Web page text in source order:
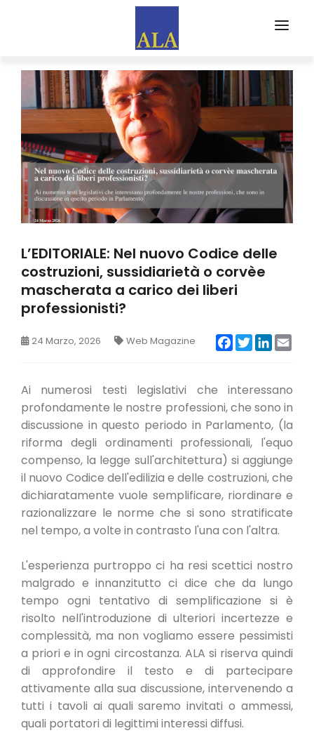
CHI SIAMO
PARTNERS
EVENTI
FORMAALA FORMAZIONE
WEB MAGAZINE
RASSEGNA STAMPA
ISCRIVITI AD ALA
L’EDITORIALE: Nel nuovo Codice delle
costruzioni, sussidiarietà o corvèe
mascherata a carico dei liberi
professionisti?
24 Marzo, 2026 Web Magazine Facebook
TwitterLinkedIn
Ai numerosi testi legislativi che interessano
profondamente le nostre professioni, che sono in
discussione in questo periodo in Parlamento, (la
riforma degli ordinamenti professionali, l'equo
compenso, la legge sull'architettura) si aggiunge
il nuovo Codice dell'edilizia e delle costruzioni, che
dichiaratamente vuole semplificare, riordinare e
razionalizzare le norme che si sono stratificate
nel tempo, a volte in contrasto l'una con l'altra.
L'esperienza purtroppo ci ha resi scettici nostro
malgrado e innanzitutto ci dice che da lungo
tempo ogni tentativo di semplificazione si è
risolto nell'introduzione di ulteriori incertezze e
complessità, ma non vogliamo essere pessimisti
a priori e in ogni circostanza. ALA si riserva quindi
di approfondire il testo e di partecipare
attivamente alla sua discussione, intervenendo a
tutti i tavoli ai quali saremo invitati o ammessi,
quali portatori di legittimi interessi diffusi.